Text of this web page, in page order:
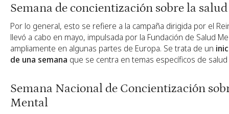
Semana de concientización sobre la
Por lo general, esto se refiere a la campaña dirigida por el
llevó a cabo en mayo, impulsada por la Fundación de Salud
ampliamente en algunas partes de Europa. Se trata de un
de una semana que se centra en temas específicos de
Semana Nacional de Concientización
Mental